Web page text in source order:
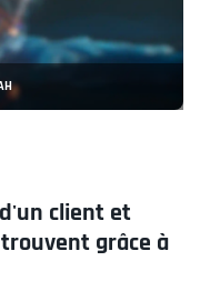
client et
grâce à